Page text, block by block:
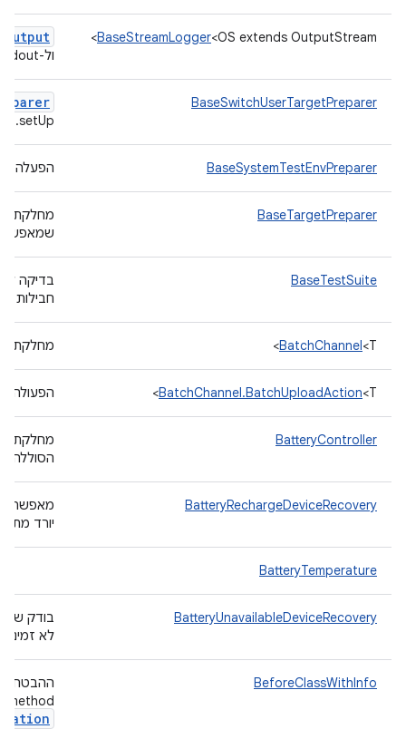
BaseStreamLogger<OS extends OutputStream>
Output
ול-stdout.
BaseSwitchUserTargetPreparer
setUp.
BaseSystemTestEnvPreparer הפעלה
BaseTargetPreparer
מחלקת
BaseTestSuite
חבילות
BatchChannel<T> מחלקת
BatchChannel.BatchUploadAction<T> הפעולה
BatteryController
מחלקת
הסוללה
BatteryRechargeDeviceRecovery
מאפשרת
יורד
BatteryTemperature
BatteryUnavailableDeviceRecovery
בודק
לא
BeforeClassWithInfo
method שמוסיפים לה את ההערה חייבת לדרוש פרמטר